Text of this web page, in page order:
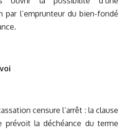
par l’emprunteur du bien-fondé
censure l’arrêt : la clause
prévoit la déchéance du terme